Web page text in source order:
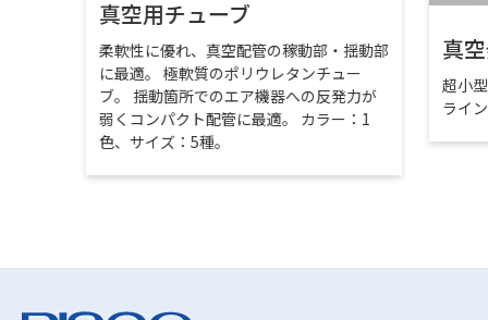
真空用チューブ
柔軟性に優れ、真空配管の稼動部・揺動部
に最適。 極軟質のポリウレタンチュー
ブ。 揺動箇所でのエア機器への反発力が
弱くコンパクト配管に最適。 カラー：1
色、サイズ：5種。
真
超小
ライ